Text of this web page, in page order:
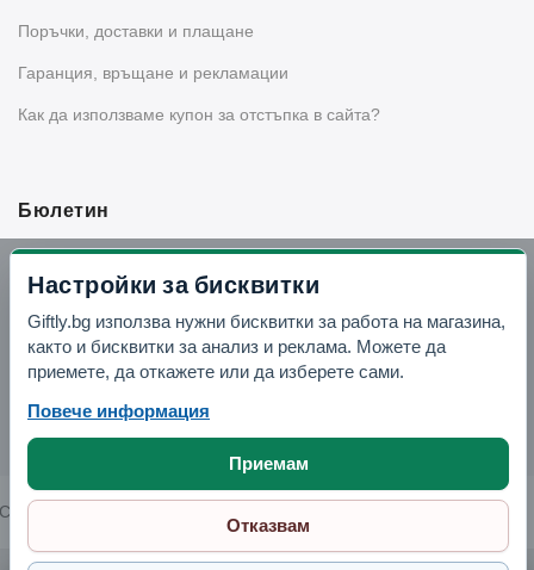
Поръчки, доставки и плащане
Гаранция, връщане и рекламации
Как да използваме купон за отстъпка в сайта?
Бюлетин
Вземи -10% отстъпка в Telegram
Отвори Telegram
Copyright © 2026 GIFTLY.BG. All rights reserved.
Настройки за бисквитки
Giftly.bg използва нужни бисквитки за работа на магазина,
както и бисквитки за анализ и реклама. Можете да
приемете, да откажете или да изберете сами.
Повече информация
Приемам
Отказвам